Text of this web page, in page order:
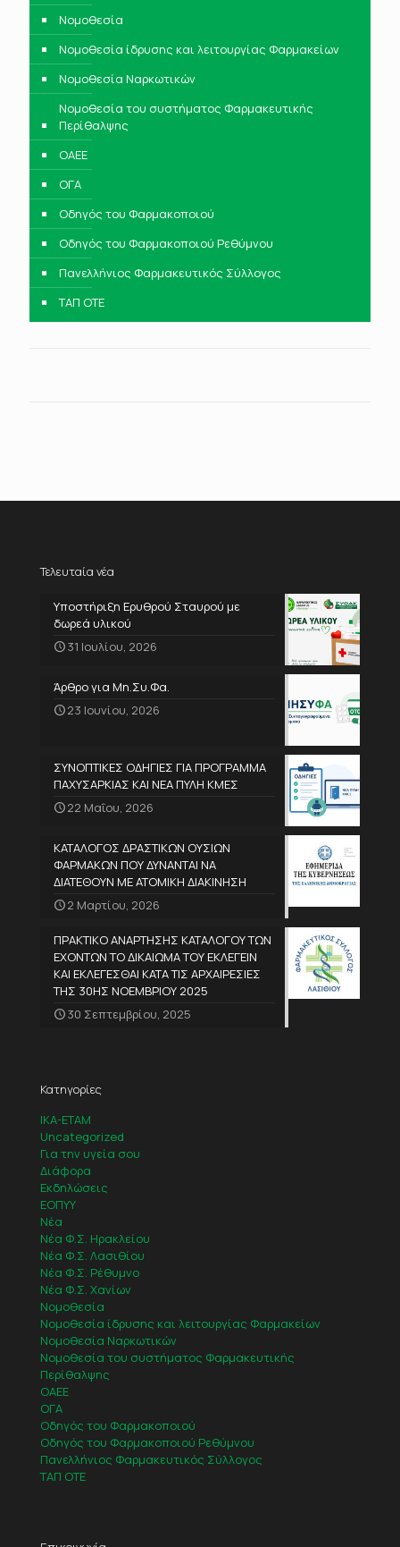
Νομοθεσία
Νομοθεσία ίδρυσης και λειτουργίας Φαρμακείων
Νομοθεσία Ναρκωτικών
Νομοθεσία του συστήματος Φαρμακευτικής
Περίθαλψης
ΟΑΕΕ
ΟΓΑ
Οδηγός του Φαρμακοποιού
Οδηγός του Φαρμακοποιού Ρεθύμνου
Πανελλήνιος Φαρμακευτικός Σύλλογος
ΤΑΠ ΟΤΕ
Τελευταία νέα
Υποστήριξη Ερυθρού Σταυρού με
δωρεά υλικού
31 Ιουλίου, 2026
Άρθρο για Μη.Συ.Φα.
23 Ιουνίου, 2026
ΣΥΝΟΠΤΙΚΕΣ ΟΔΗΓΙΕΣ ΓΙΑ ΠΡΟΓΡΑΜΜΑ
ΠΑΧΥΣΑΡΚΙΑΣ ΚΑΙ ΝΕΑ ΠΥΛΗ ΚΜΕΣ
22 Μαΐου, 2026
ΚΑΤΑΛΟΓΟΣ ΔΡΑΣΤΙΚΩΝ ΟΥΣΙΩΝ
ΦΑΡΜΑΚΩΝ ΠΟΥ ΔΥΝΑΝΤΑΙ ΝΑ
ΔΙΑΤΕΘΟΥΝ ΜΕ ΑΤΟΜΙΚΗ ΔΙΑΚΙΝΗΣΗ
2 Μαρτίου, 2026
ΠΡΑΚΤΙΚΟ ΑΝΑΡΤΗΣΗΣ ΚΑΤΑΛΟΓΟΥ ΤΩΝ
ΕΧΟΝΤΩΝ ΤΟ ΔΙΚΑΙΩΜΑ ΤΟΥ ΕΚΛΕΓΕΙΝ
ΚΑΙ ΕΚΛΕΓΕΣΘΑΙ ΚΑΤΑ ΤΙΣ ΑΡΧΑΙΡΕΣΙΕΣ
ΤΗΣ 30ΗΣ ΝΟΕΜΒΡΙΟΥ 2025
30 Σεπτεμβρίου, 2025
Κατηγορίες
IKA-ETAM
Uncategorized
Για την υγεία σου
Διάφορα
Εκδηλώσεις
ΕΟΠΥΥ
Νέα
Νέα Φ.Σ. Ηρακλείου
Νέα Φ.Σ. Λασιθίου
Νέα Φ.Σ. Ρέθυμνο
Νέα Φ.Σ. Χανίων
Νομοθεσία
Νομοθεσία ίδρυσης και λειτουργίας Φαρμακείων
Νομοθεσία Ναρκωτικών
Νομοθεσία του συστήματος Φαρμακευτικής
Περίθαλψης
ΟΑΕΕ
ΟΓΑ
Οδηγός του Φαρμακοποιού
Οδηγός του Φαρμακοποιού Ρεθύμνου
Πανελλήνιος Φαρμακευτικός Σύλλογος
ΤΑΠ ΟΤΕ